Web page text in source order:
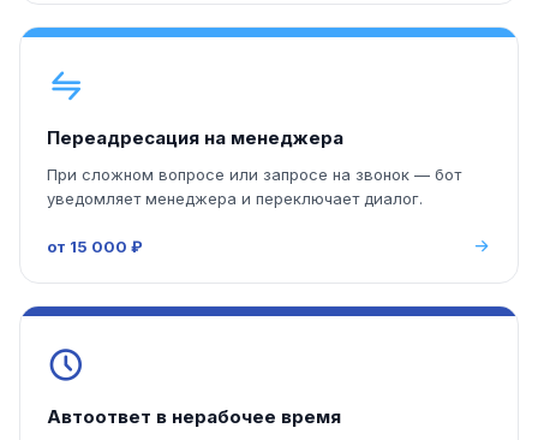
Переадресация на менеджера
При сложном вопросе или запросе на звонок — бот
уведомляет менеджера и переключает диалог.
от 15 000 ₽
Автоответ в нерабочее время